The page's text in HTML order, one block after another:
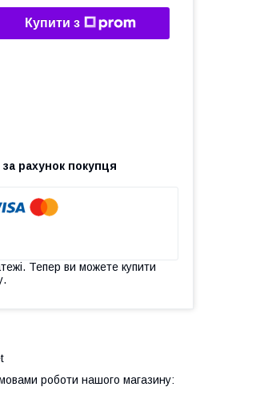
Купити з
за рахунок покупця
Тепер ви можете купити
роботи нашого магазину: